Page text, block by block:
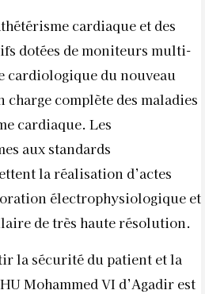
cardiaque et des
dotées de moniteurs multi-
cardiologique du nouveau
charge complète des maladies
cardiaque. Les
aux standards
la réalisation d’actes
électrophysiologique et
de très haute résolution.
la sécurité du patient et la
Mohammed VI d’Agadir est